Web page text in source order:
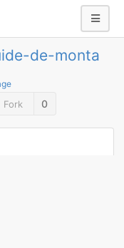
de-monta
Fork 0